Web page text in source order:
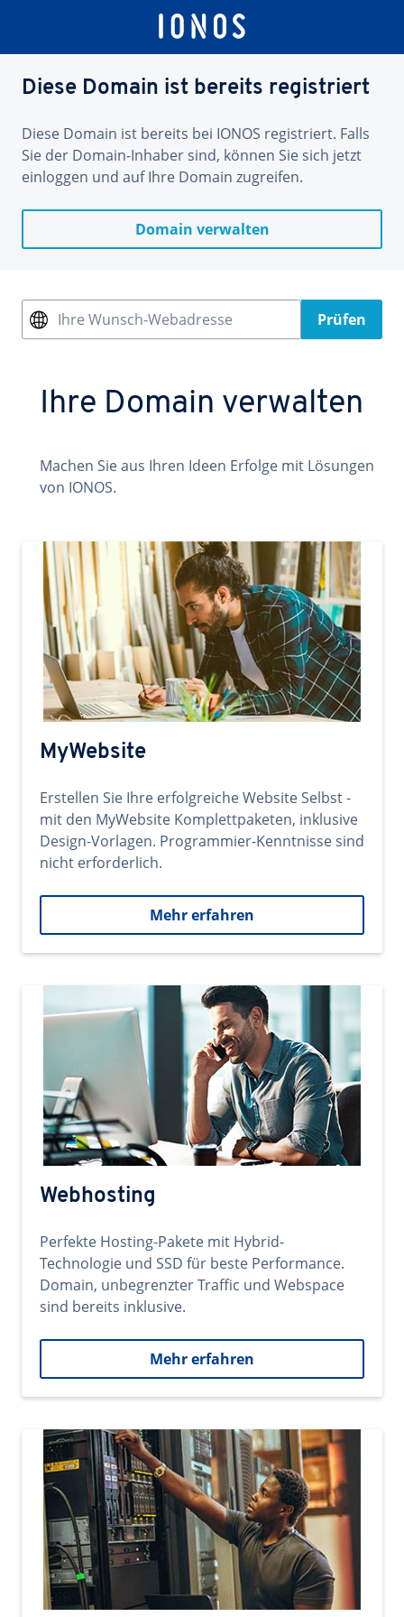
Diese Domain ist bereits registriert
Diese Domain ist bereits bei IONOS registriert. Falls
Sie der Domain-Inhaber sind, können Sie sich jetzt
einloggen und auf Ihre Domain zugreifen.
Domain verwalten
Ihre Wunsch-Webadresse Prüfen
Ihre Domain verwalten
Machen Sie aus Ihren Ideen Erfolge mit Lösungen
von IONOS.
MyWebsite
Erstellen Sie Ihre erfolgreiche Website Selbst -
mit den MyWebsite Komplettpaketen, inklusive
Design-Vorlagen. Programmier-Kenntnisse sind
nicht erforderlich.
Mehr erfahren
Webhosting
Perfekte Hosting-Pakete mit Hybrid-
Technologie und SSD für beste Performance.
Domain, unbegrenzter Traffic und Webspace
sind bereits inklusive.
Mehr erfahren